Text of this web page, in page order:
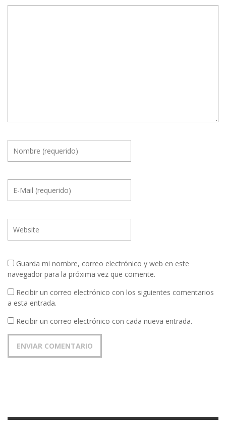
Guarda mi nombre, correo electrónico y web en este
navegador para la próxima vez que comente.
Recibir un correo electrónico con los siguientes comentarios
a esta entrada.
Recibir un correo electrónico con cada nueva entrada.